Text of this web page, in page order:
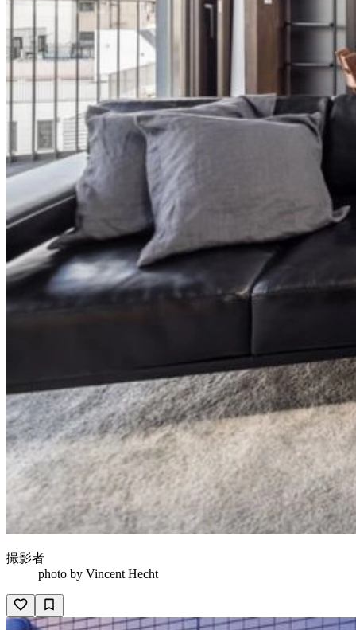
撮影者
photo by Vincent Hecht